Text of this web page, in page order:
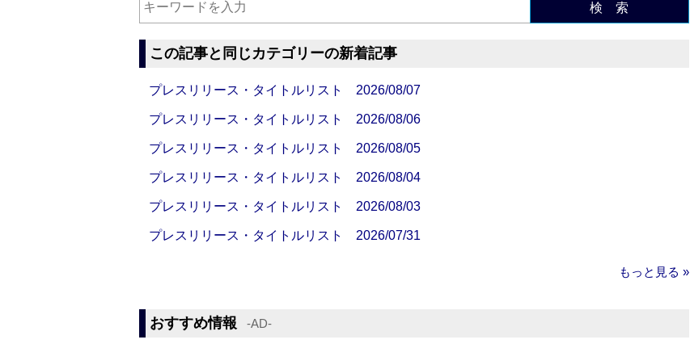
検 索
この記事と同じカテゴリーの新着記事
プレスリリース・タイトルリスト 2026/08/07
プレスリリース・タイトルリスト 2026/08/06
プレスリリース・タイトルリスト 2026/08/05
プレスリリース・タイトルリスト 2026/08/04
プレスリリース・タイトルリスト 2026/08/03
プレスリリース・タイトルリスト 2026/07/31
もっと見る »
おすすめ情報 ‐AD‐